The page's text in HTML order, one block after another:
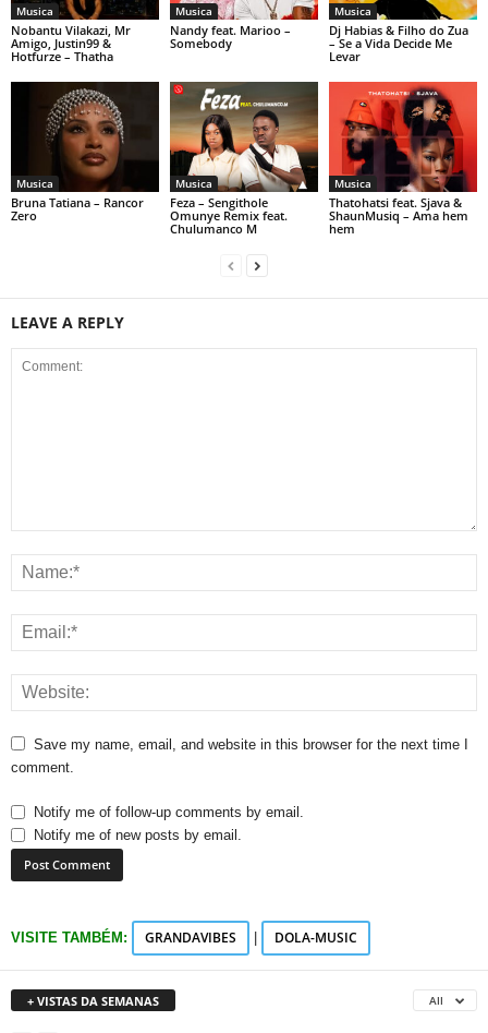
Musica
Nobantu Vilakazi, Mr
Amigo, Justin99 &
Hotfurze – Thatha
Musica
Nandy feat. Marioo –
Somebody
Musica
Dj Habias & Filho do Zua
– Se a Vida Decide Me
Levar
Musica
Bruna Tatiana – Rancor
Zero
Musica
Feza – Sengithole
Omunye Remix feat.
Chulumanco M
Musica
Thatohatsi feat. Sjava &
ShaunMusiq – Ama hem
hem
LEAVE A REPLY
Save my name, email, and website in this browser for the next time I
comment.
Notify me of follow-up comments by email.
Notify me of new posts by email.
VISITE TAMBÉM: GRANDAVIBES DOLA-MUSIC
+ VISTAS DA SEMANAS All